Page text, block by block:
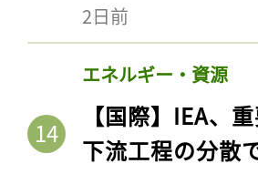
2日前
エネルギー・資源
【国際】IEA、
下流工程の分散